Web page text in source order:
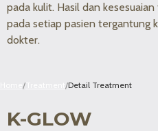
pada kulit. Hasil dan
pada setiap pasien tergantung
dokter.
/ /Detail Treatment
K-GLOW